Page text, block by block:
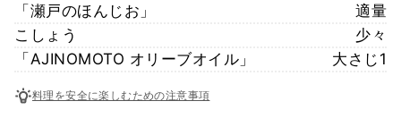
「瀬戸のほんじお」
適量
こしょう
少々
「AJINOMOTO オリーブオイル」
大さじ1
料理を安全に楽しむための注意事項